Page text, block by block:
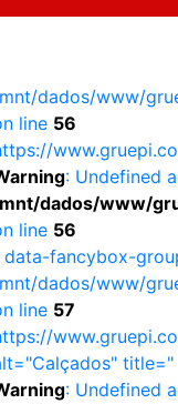
dados/www/
line 56
: Undefined
dados/www/
line 56
data-fancybox-
dados/www/
line 57
title="
: Undefined